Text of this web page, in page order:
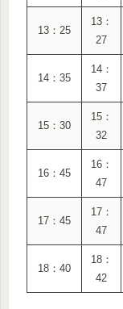
13：25
13：
27
14：35
14：
37
15：30
15：
32
16：45
16：
47
17：45
17：
47
18：40
18：
42